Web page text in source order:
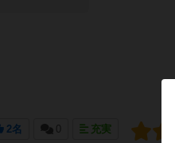
2名 0 充実